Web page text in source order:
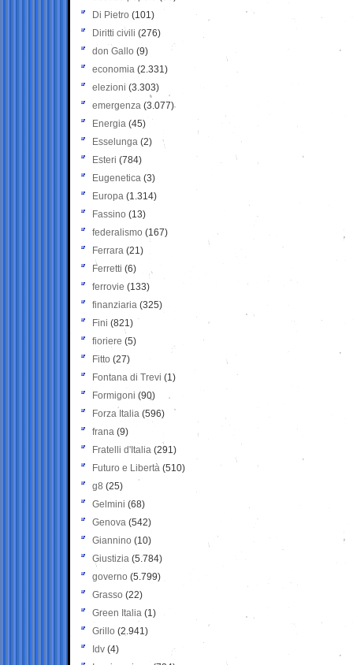
Di Pietro (101)
Diritti civili (276)
don Gallo (9)
economia (2.331)
elezioni (3.303)
emergenza (3.077)
Energia (45)
Esselunga (2)
Esteri (784)
Eugenetica (3)
Europa (1.314)
Fassino (13)
federalismo (167)
Ferrara (21)
Ferretti (6)
ferrovie (133)
finanziaria (325)
Fini (821)
fioriere (5)
Fitto (27)
Fontana di Trevi (1)
Formigoni (90)
Forza Italia (596)
frana (9)
Fratelli d'Italia (291)
Futuro e Libertà (510)
g8 (25)
Gelmini (68)
Genova (542)
Giannino (10)
Giustizia (5.784)
governo (5.799)
Grasso (22)
Green Italia (1)
Grillo (2.941)
Idv (4)